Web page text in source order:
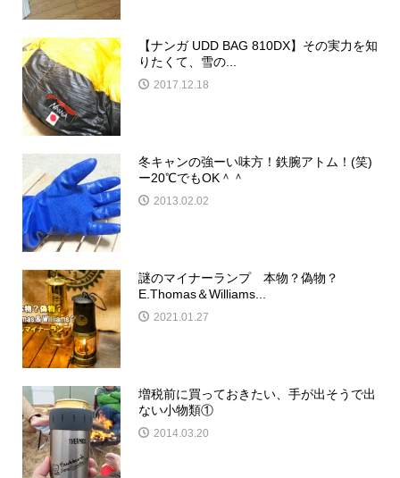
【ナンガ UDD BAG 810DX】その実力を知
りたくて、雪の...
2017.12.18
冬キャンの強ーい味方！鉄腕アトム！(笑)
ー20℃でもOK＾＾
2013.02.02
謎のマイナーランプ 本物？偽物？
E.Thomas＆Williams...
2021.01.27
増税前に買っておきたい、手が出そうで出
ない小物類①
2014.03.20